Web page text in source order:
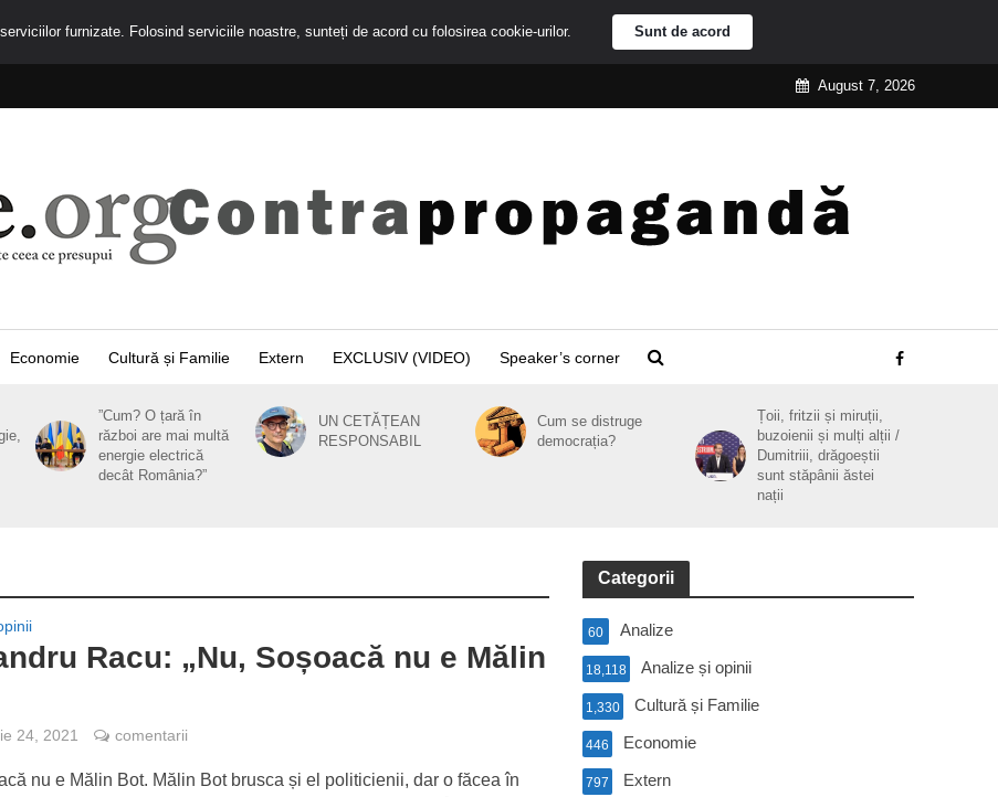
August 7, 2026
Economie Cultură și Familie Extern EXCLUSIV (VIDEO) Speaker’s corner
”Cum? O țară în
război are mai multă
energie electrică
decât România?”
UN CETĂȚEAN
RESPONSABIL
Cum se distruge
democrația?
Țoii, fritzii și miruții,
buzoienii și mulți alții /
Dumitriii, drăgoeștii
sunt stăpânii ăstei
nații
Racu: „Nu, Soșoacă nu e Mălin
24, 2021 comentarii
nu e Mălin Bot. Mălin Bot brusca și el politicienii, dar o făcea în
Categorii
Analize
60
Analize și opinii
18,118
Cultură și Familie
1,330
Economie
446
Extern
797
furnizate. Folosind serviciile noastre, sunteți de acord cu folosirea cookie-urilor. Sunt de acord